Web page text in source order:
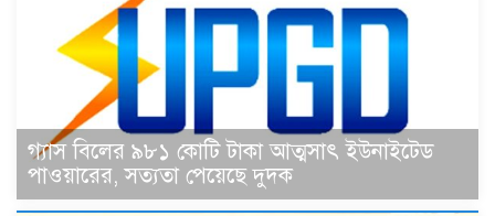
গ্যাস বিলের ৯৮১ কোটি টাকা আত্মসাৎ ইউনাইটেড
পাওয়ারের, সত্যতা পেয়েছে দুদক